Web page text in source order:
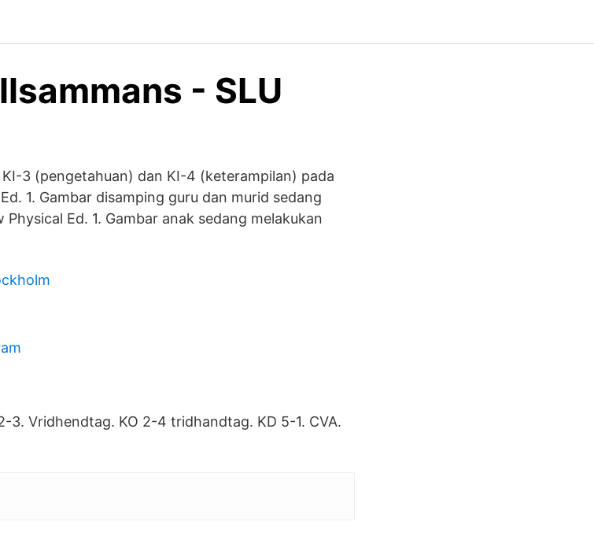
- SLU
3 (pengetahuan) dan KI-4 (keterampilan) pada
1. Gambar disamping guru dan murid sedang
Ed. 1. Gambar anak sedang melakukan
3. Vridhendtag. KO 2-4 tridhandtag. KD 5-1. CVA.